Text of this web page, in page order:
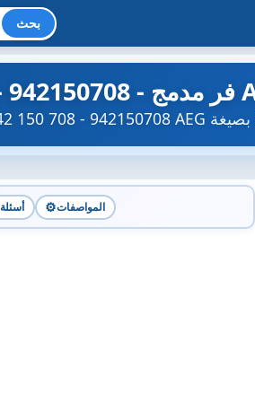
بحث
10 أسئلة ⚙️المواصفات